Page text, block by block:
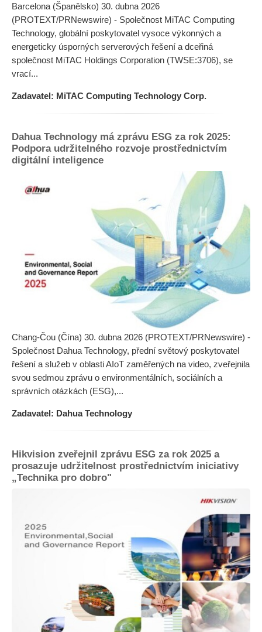
Barcelona (Španělsko) 30. dubna 2026
(PROTEXT/PRNewswire) - Společnost MiTAC Computing
Technology, globální poskytovatel vysoce výkonných a
energeticky úsporných serverových řešení a dceřiná
společnost MiTAC Holdings Corporation (TWSE:3706), se
vrací...
Zadavatel: MiTAC Computing Technology Corp.
Dahua Technology má zprávu ESG za rok 2025:
Podpora udržitelného rozvoje prostřednictvím
digitální inteligence
Chang-Čou (Čína) 30. dubna 2026 (PROTEXT/PRNewswire) -
Společnost Dahua Technology, přední světový poskytovatel
řešení a služeb v oblasti AIoT zaměřených na video, zveřejnila
svou sedmou zprávu o environmentálních, sociálních a
správních otázkách (ESG),...
Zadavatel: Dahua Technology
Hikvision zveřejnil zprávu ESG za rok 2025 a
prosazuje udržitelnost prostřednictvím iniciativy
„Technika pro dobro"